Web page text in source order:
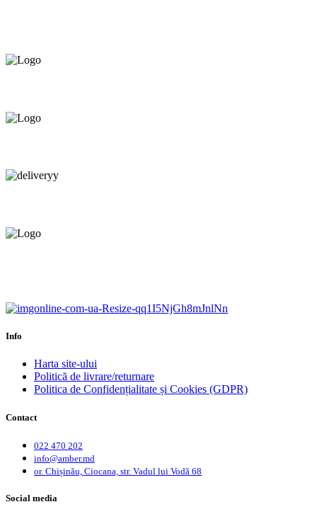
Info
Harta site-ului
Politică de livrare/returnare
Politica de Confidențialitate și Cookies (GDPR)
Contact
022 470 202
info@amber.md
or. Chișinău, Ciocana, str. Vadul lui Vodă 68
Social media